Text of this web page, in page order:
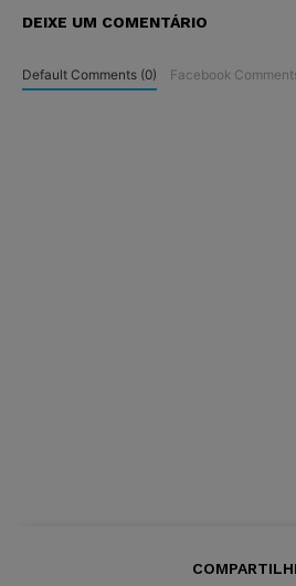
DEIXE UM COMENTÁRIO
Default Comments (0) Facebook